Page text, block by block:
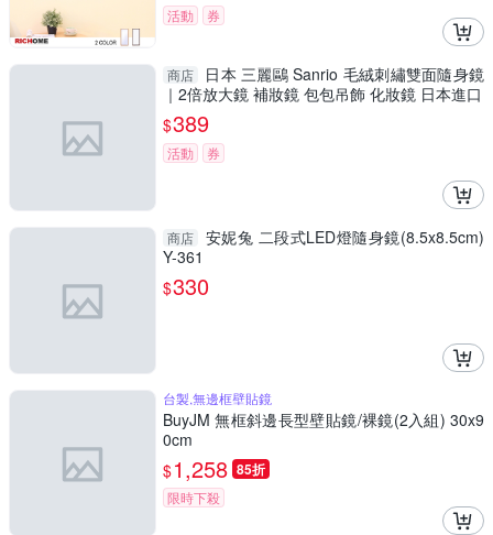
活動 券
商店
日本 三麗鷗 Sanrio 毛絨刺繡雙面隨身鏡
｜2倍放大鏡 補妝鏡 包包吊飾 化妝鏡 日本進口
$389
活動 券
商店
安妮兔 二段式LED燈隨身鏡(8.5x8.5cm)
Y-361
$330
台製,無邊框壁貼鏡
BuyJM 無框斜邊長型壁貼鏡/裸鏡(2入組) 30x9
0cm
$1,258 85折
限時下殺